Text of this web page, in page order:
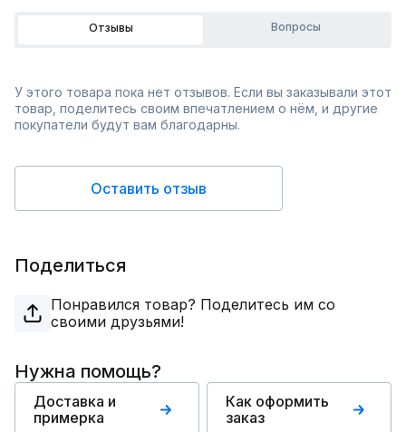
Отзывы Вопросы
У этого товара пока нет отзывов. Если вы заказывали этот
товар, поделитесь своим впечатлением о нём, и другие
покупатели будут вам благодарны.
Оставить отзыв
Поделиться
Понравился товар? Поделитесь им со
своими друзьями!
Нужна помощь?
Доставка и
примерка
Как оформить
заказ